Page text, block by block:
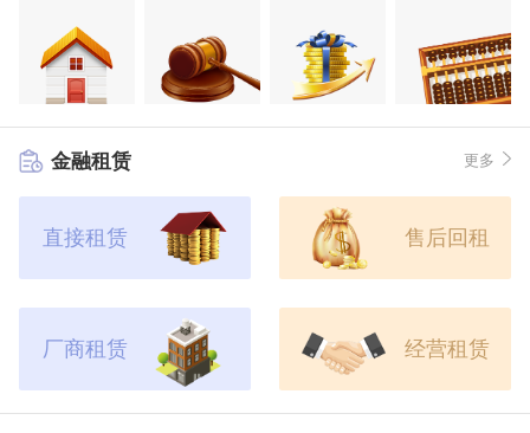
金融租赁 更多
直接租赁 售后回租
厂商租赁 经营租赁